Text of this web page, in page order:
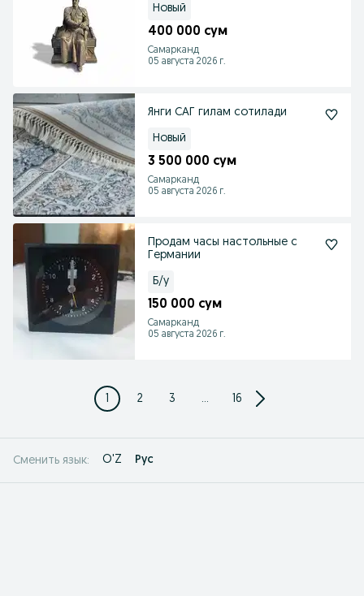
Новый
400 000 сум
Самарканд
05 августа 2026 г.
Янги САГ гилам сотилади
Новый
3 500 000 сум
Самарканд
05 августа 2026 г.
Продам часы настольные с
Германии
Б/у
150 000 сум
Самарканд
05 августа 2026 г.
1 2 3 ... 16
Сменить язык: O'Z Рус